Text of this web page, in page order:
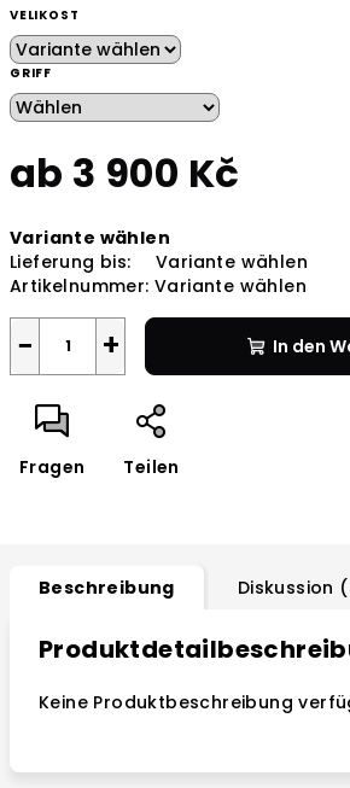
VELIKOST
GRIFF
ab 3 900 Kč
Variante wählen
Lieferung bis:
Variante wählen
Artikelnummer: Variante wählen
+
− In den
Fragen Teilen
Beschreibung Diskussion
Keine Produktbeschreibung